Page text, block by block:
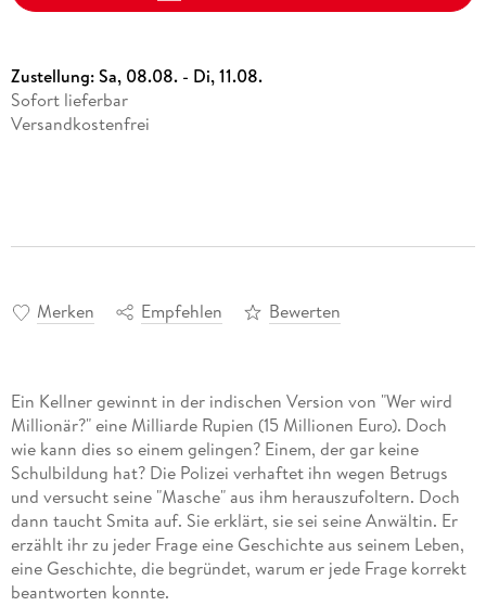
Zustellung:Sa, 08.08. - Di, 11.08.
Sofort lieferbar
Versandkostenfrei
Merken Empfehlen Bewerten
Ein Kellner gewinnt in der indischen Version von "Wer wird
Millionär?" eine Milliarde Rupien (15 Millionen Euro). Doch
wie kann dies so einem gelingen? Einem, der gar keine
Schulbildung hat? Die Polizei verhaftet ihn wegen Betrugs
und versucht seine "Masche" aus ihm herauszufoltern. Doch
dann taucht Smita auf. Sie erklärt, sie sei seine Anwältin. Er
erzählt ihr zu jeder Frage eine Geschichte aus seinem Leben,
eine Geschichte, die begründet, warum er jede Frage korrekt
beantworten konnte.